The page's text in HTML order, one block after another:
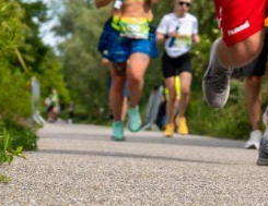
i profil
biegania